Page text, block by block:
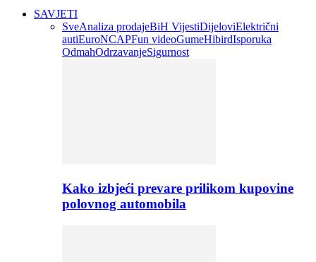
SAVJETI
SveAnaliza prodajeBiH VijestiDijeloviElektrični
autiEuroNCAPFun videoGumeHibirdIsporuka
OdmahOdrzavanjeSigurnost
Kako izbjeći prevare prilikom kupovine
polovnog automobila